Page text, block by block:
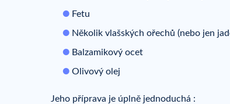
Fetu
Několik vlašských ořechů (nebo jen
Balzamikový ocet
Olivový olej
Jeho příprava je úplně jednoduchá :